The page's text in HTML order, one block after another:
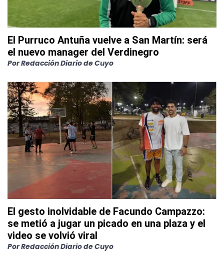
El Purruco Antuña vuelve a San Martín: será
el nuevo manager del Verdinegro
PorRedacción Diario de Cuyo
El gesto inolvidable de Facundo Campazzo:
se metió a jugar un picado en una plaza y el
video se volvió viral
PorRedacción Diario de Cuyo